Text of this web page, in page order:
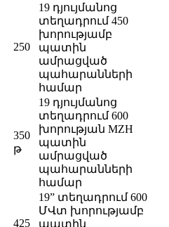
250
19 դյույմանոց
տեղադրում 450
խորությամբ
պատին
ամրացված
պահարանների
համար
350
թ
19 դյույմանոց
տեղադրում 600
խորության MZH
պատին
ամրացված
պահարանների
համար
425
19” տեղադրում 600
ՄՎտ խորությամբ
պատին